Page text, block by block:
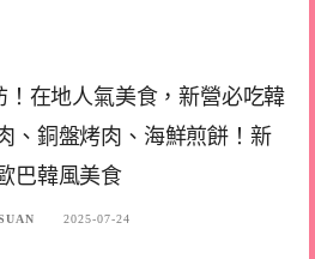
在地人氣美食，新營必吃韓
、銅盤烤肉、海鮮煎餅！新
巴韓風美食
2025-07-24